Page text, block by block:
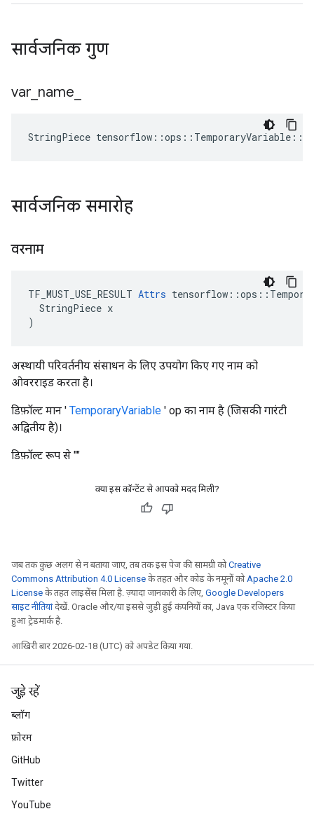
सार्वजनिक गुण
var name
StringPiece tensorflow ::ops :: TemporaryVariable ::
सार्वजनिक समारोह
वरनाम
TF_MUST_USE_RESULT Attrs
  StringPiece x
)
अस्थायी परिवर्तनीय संसाधन के लिए उपयोग किए गए नाम को
ओवरराइड करता है।
डिफ़ॉल्ट मान ' TemporaryVariable ' op का नाम है (जिसकी गारंटी
अद्वितीय है)।
डिफ़ॉल्ट रूप से ""
क्या इस कॉन्टेंट से आपको मदद मिली?
जब तक कुछ अलग से न बताया जाए, तब तक इस पेज की सामग्री कोCreative
Commons Attribution 4.0 License के तहत और कोड के नमूनों कोApache 2.0
License के तहत लाइसेंस मिला है. ज़्यादा जानकारी के लिए, Google Developers
साइट नीतियांदेखें. Oracle और/या इससे जुड़ी हुई कंपनियों का, Java एक रजिस्टर किया
हुआ ट्रेडमार्क है.
आखिरी बार 2026-02-18 (UTC) को अपडेट किया गया.
जुड़े रहें
ब्लॉग
फ़ोरम
GitHub
Twitter
YouTube